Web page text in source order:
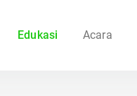
Edukasi Acara